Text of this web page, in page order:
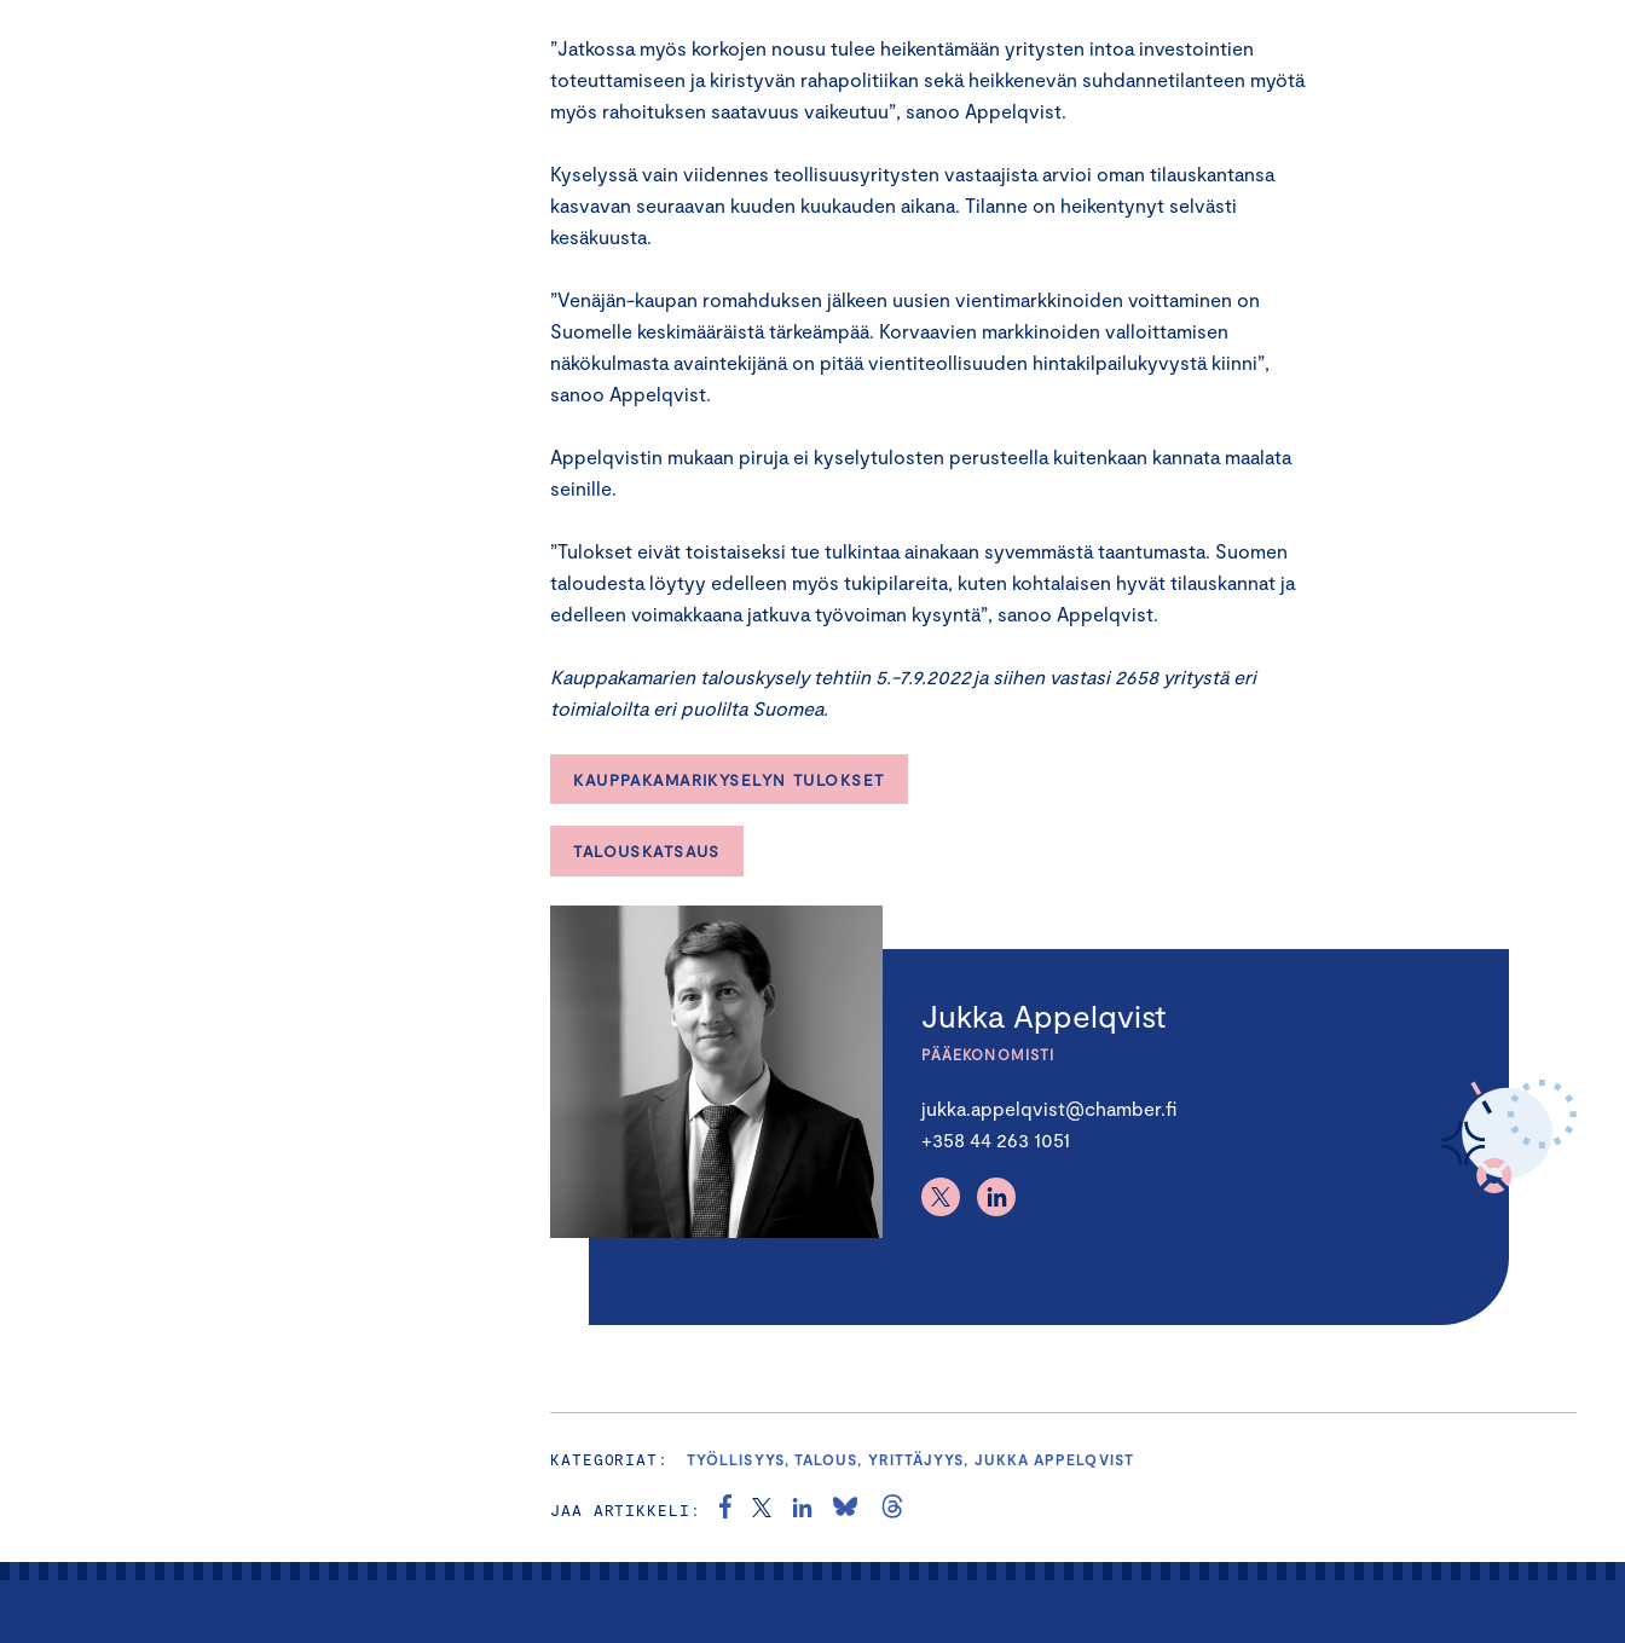
”Jatkossa myös korkojen nousu tulee heikentämään yritysten intoa investointien
toteuttamiseen ja kiristyvän rahapolitiikan sekä heikkenevän suhdannetilanteen myötä
myös rahoituksen saatavuus vaikeutuu”, sanoo Appelqvist.
Kyselyssä vain viidennes teollisuusyritysten vastaajista arvioi oman tilauskantansa
kasvavan seuraavan kuuden kuukauden aikana. Tilanne on heikentynyt selvästi
kesäkuusta.
”Venäjän-kaupan romahduksen jälkeen uusien vientimarkkinoiden voittaminen on
Suomelle keskimääräistä tärkeämpää. Korvaavien markkinoiden valloittamisen
näkökulmasta avaintekijänä on pitää vientiteollisuuden hintakilpailukyvystä kiinni”,
sanoo Appelqvist.
Appelqvistin mukaan piruja ei kyselytulosten perusteella kuitenkaan kannata maalata
seinille.
”Tulokset eivät toistaiseksi tue tulkintaa ainakaan syvemmästä taantumasta. Suomen
taloudesta löytyy edelleen myös tukipilareita, kuten kohtalaisen hyvät tilauskannat ja
edelleen voimakkaana jatkuva työvoiman kysyntä”, sanoo Appelqvist.
Kauppakamarien talouskysely tehtiin 5.-7.9.2022 ja siihen vastasi 2658 yritystä eri
toimialoilta eri puolilta Suomea.
KAUPPAKAMARIKYSELYN TULOKSET
TALOUSKATSAUS
Jukka Appelqvist
PÄÄEKONOMISTI
jukka.appelqvist@chamber.fi
+358 44 263 1051
KATEGORIAT: TYÖLLISYYS, TALOUS, YRITTÄJYYS, JUKKA APPELQVIST
JAA ARTIKKELI: